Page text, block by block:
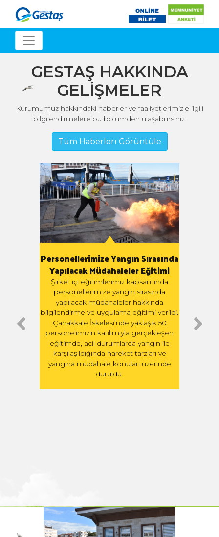
GESTAŞ HAKKINDA
GELİŞMELER
Kurumumuz hakkındaki haberler ve faaliyetlerimizle ilgili
bilgilendirmelere bu bölümden ulaşabilirsiniz.
Tüm Haberleri Görüntüle
Personellerimize Yangın Sırasında
Yapılacak Müdahaleler Eğitimi
Şirket içi eğitimlerimiz kapsamında
personellerimize yangın sırasında
yapılacak müdahaleler hakkında
bilgilendirme ve uygulama eğitimi verildi.
Çanakkale İskelesi’nde yaklaşık 50
personelimizin katılımıyla gerçekleşen
eğitimde, acil durumlarda yangın ile
karşılaşıldığında hareket tarzları ve
yangına müdahale konuları üzerinde
duruldu.